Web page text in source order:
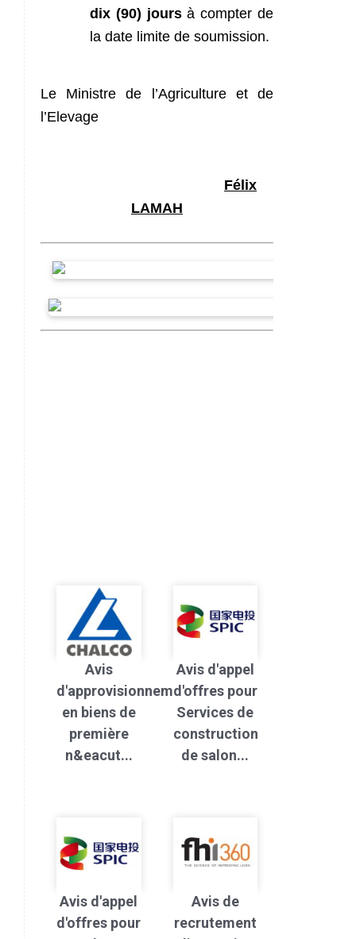
dix (90) joursà compter de
la date limite de soumission.
Le Ministre de l’Agriculture et de
l’Elevage
Félix
LAMAH
Avis
d'approvisionnement
en biens de
première
n&eacut...
Avis d'appel
d'offres pour
Services de
construction
de salon...
Avis d'appel
d'offres pour
Avis de
recrutement